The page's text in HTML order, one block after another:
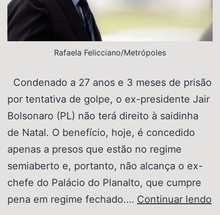
Rafaela Felicciano/Metrópoles
Condenado a 27 anos e 3 meses de prisão
por tentativa de golpe, o ex-presidente Jair
Bolsonaro (PL) não terá direito à saidinha
de Natal. O benefício, hoje, é concedido
apenas a presos que estão no regime
semiaberto e, portanto, não alcança o ex-
chefe do Palácio do Planalto, que cumpre
pena em regime fechado.… Continuar lendo